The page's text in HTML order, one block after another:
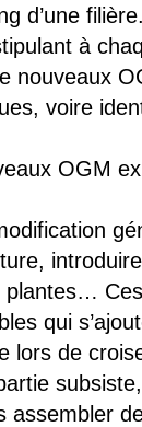
d’une
à
nouveaux
voire
OGM
qui
lors de